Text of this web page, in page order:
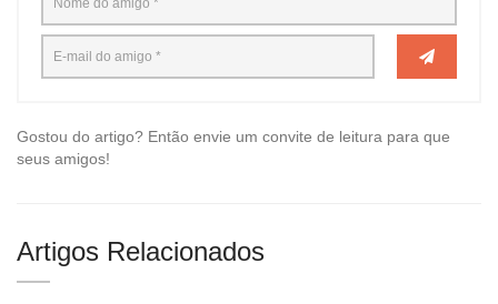
Gostou do artigo? Então envie um convite de leitura para que
seus amigos!
Artigos Relacionados